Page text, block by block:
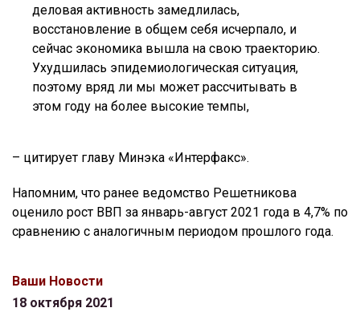
деловая активность замедлилась,
восстановление в общем себя исчерпало, и
сейчас экономика вышла на свою траекторию.
Ухудшилась эпидемиологическая ситуация,
поэтому вряд ли мы может рассчитывать в
этом году на более высокие темпы,
– цитирует главу Минэка «Интерфакс».
Напомним, что ранее ведомство Решетникова
оценило рост ВВП за январь-август 2021 года в 4,7% по
сравнению с аналогичным периодом прошлого года.
Ваши Новости
18 октября 2021